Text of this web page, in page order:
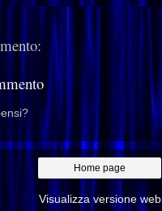
Home page
Visualizza versione web